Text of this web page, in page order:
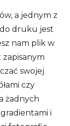
a jednym z
druku jest
nam plik w
zapisanym
swojej
czy
żadnych
i